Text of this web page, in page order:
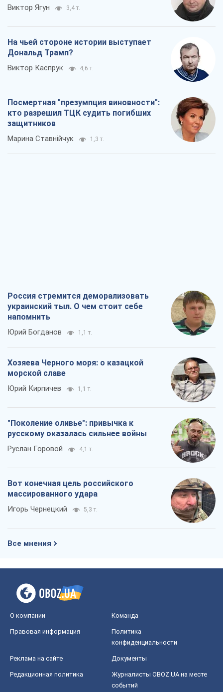
Виктор Ягун 3,4 т.
На чьей стороне истории выступает
Дональд Трамп?
Виктор Каспрук 4,6 т.
Посмертная "презумпция виновности":
кто разрешил ТЦК судить погибших
защитников
Марина Ставнійчук 1,3 т.
Россия стремится деморализовать
украинский тыл. О чем стоит себе
напомнить
Юрий Богданов 1,1 т.
Хозяева Черного моря: о казацкой
морской славе
Юрий Кирпичев 1,1 т.
"Поколение оливье": привычка к
русскому оказалась сильнее войны
Руслан Горовой 4,1 т.
Вот конечная цель российского
массированного удара
Игорь Чернецкий 5,3 т.
Все мнения
О компании Команда
Правовая информация
Политика
конфиденциальности
Реклама на сайте Документы
Редакционная политика
Журналисты OBOZ.UA на месте
событий